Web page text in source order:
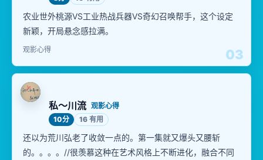
03
农业世外桃源VS工业热战兵器VS奇幻召唤帮手，这个设定
新颖，开局悬念感拉满。
观影心得
私～川流 观影心得
10分
16 有用
还以为荒川弘老了收敛一点的。第一集就又爆头又腰斩
的。。。。//很羡慕这种在艺术风格上不断进化，融合不同